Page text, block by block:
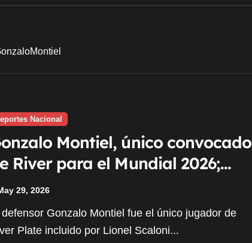
Nacional
Montiel, único convocado
River para el Mundial 2026;
Acuña, afuera
29, 2026
Plate incluido por Lionel Scaloni...